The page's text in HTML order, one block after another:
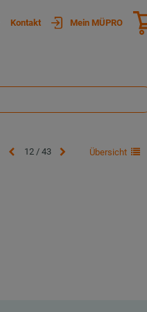
Kontakt Mein MÜPRO
12 / 43 Übersicht